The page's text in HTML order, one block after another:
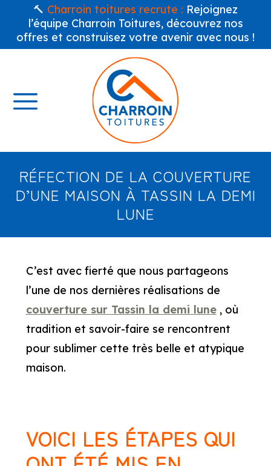
🔨 Charroin toitures recrute : Rejoignez
l’équipe Charroin Toitures, découvrez nos
offres et construisez votre avenir avec nous !
RÉFECTION DE LA COUVERTURE
D’UNE MAISON À TASSIN LA DEMI
LUNE
C’est avec fierté que nous partageons
l’une de nos dernières réalisations de
couverture sur Tassin la demi lune, où
tradition et savoir-faire se rencontrent
pour sublimer cette très belle et atypique
maison.
VOICI LES ÉTAPES QUI